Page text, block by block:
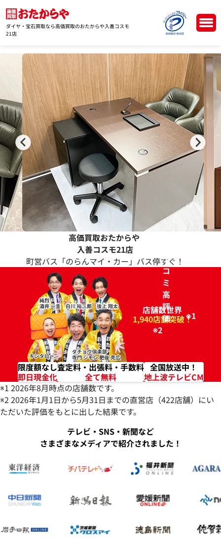
ダイヤ・宝石買取なら高価買取のおたからや入善コスモ
21店
高価買取おたからや
入善コスモ21店
町営バス「のらんマイ・カー」バス停すぐ！
店舗数世界
1,940店舗突破！
※1
チ
コ
ミ
高
評
価
96.2%
※2
限度額なし
即日現金化
査定料・出張料・手数料
全て無料
全国放送中！
地上波テレビCM
※1 2026年8月時点の店舗数です。
※2 2026年1月1日から5月31日までの直営店（422店舗）にい
ただいた評価をもとに出した結果です。
テレビ・SNS・新聞など
さまざまなメディアで紹介されました！